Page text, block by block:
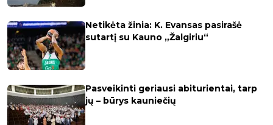
Netikėta žinia: K. Evansas pasirašė
sutartį su Kauno „Žalgiriu“
Pasveikinti geriausi abiturientai, tarp
jų – būrys kauniečių